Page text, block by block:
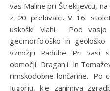
vas Maline pri Štrekljevcu,
z 20 prebivalci. V 16.
uskoški Vlahi. Pod
geomorfološko in
vznožju Raduhe. Pri vasi
območji Draganji in
rimskodobne lončarine. Po
Jugorju, kje zanimiva